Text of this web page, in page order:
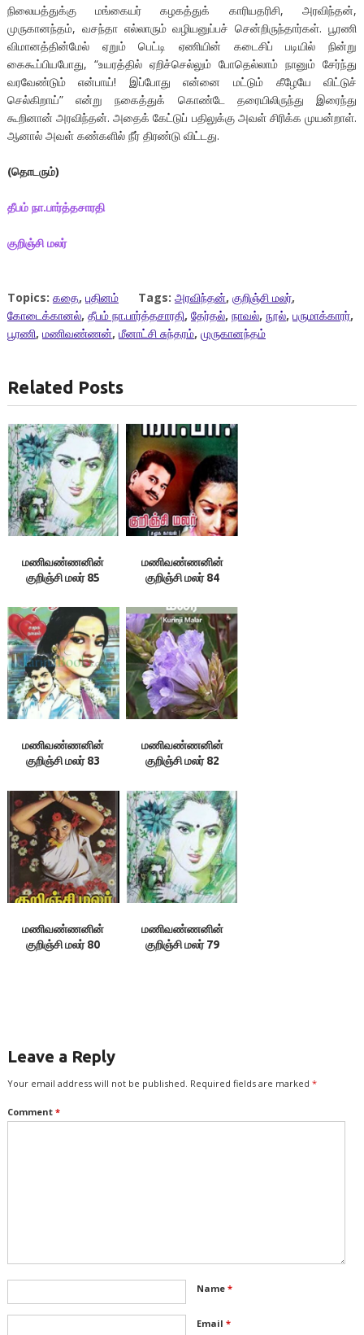
நிலையத்துக்கு மங்கையர் கழகத்துக் காரியதரிசி, அரவிந்தன்,
முருகானந்தம், வசந்தா எல்லாரும் வழியனுப்பச் சென்றிருந்தார்கள். பூரணி
விமானத்தின்மேல் ஏறும் பெட்டி ஏணியின் கடைசிப் படியில் நின்று
கைகூப்பியபோது, “உயரத்தில் ஏறிச்செல்லும் போதெல்லாம் நானும் சேர்ந்து
வரவேண்டும் என்பாய்! இப்போது என்னை மட்டும் கீழேயே விட்டுச்
செல்கிறாய்” என்று நகைத்துக் கொண்டே தரையிலிருந்து இரைந்து
கூறினான் அரவிந்தன். அதைக் கேட்டுப் பதிலுக்கு அவள் சிரிக்க முயன்றாள்.
ஆனால் அவள் கண்களில் நீர் திரண்டு விட்டது.
(தொடரும்)
தீபம் நா.பார்த்தசாரதி
குறிஞ்சி மலர்
Topics: கதை, புதினம் Tags: அரவிந்தன், குறிஞ்சி மலர்,
கோடைக்கானல், தீபம் நா.பார்த்தசாரதி, தேர்தல், நாவல், நூல், பருமாக்காரர்,
பூரணி, மணிவண்ணன், மீனாட்சி சுந்தரம், முருகானந்தம்
Related Posts
மணிவண்ணனின்
குறிஞ்சி மலர் 85
மணிவண்ணனின்
குறிஞ்சி மலர் 84
மணிவண்ணனின்
குறிஞ்சி மலர் 83
மணிவண்ணனின்
குறிஞ்சி மலர் 82
மணிவண்ணனின்
குறிஞ்சி மலர் 80
மணிவண்ணனின்
குறிஞ்சி மலர் 79
Leave a Reply
Your email address will not be published. Required fields are marked *
Comment *
Name *
Email *